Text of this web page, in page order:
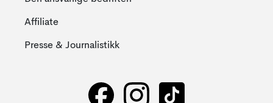
Affiliate
Presse & Journalistikk